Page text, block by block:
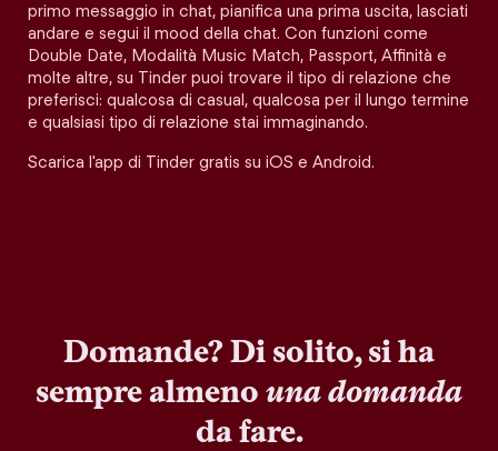
primo messaggio in chat, pianifica una prima uscita, lasciati
andare e segui il mood della chat. Con funzioni come
Double Date, Modalità Music Match, Passport, Affinità e
molte altre, su Tinder puoi trovare il tipo di relazione che
preferisci: qualcosa di casual, qualcosa per il lungo termine
e qualsiasi tipo di relazione stai immaginando.
Scarica l'app di Tinder gratis su iOS e Android.
Domande? Di solito, si ha
sempre almeno una domanda
da fare.